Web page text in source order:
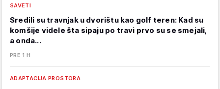
SAVETI
Sredili su travnjak u dvorištu kao golf teren: Kad su
komšije videle šta sipaju po travi prvo su se smejali,
a onda...
PRE 1 H
ADAPTACIJA PROSTORA